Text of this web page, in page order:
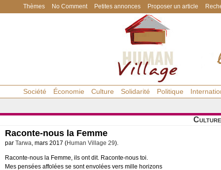
Thèmes No Comment Petites annonces Proposer un article
Société Économie Culture Solidarité Politique
Culture
Raconte-nous la Femme
par Tarwa, mars 2017 (Human Village 29).
Raconte-nous la Femme, ils ont dit. Raconte-nous toi.
Mes pensées affolées se sont envolées vers mille horizons